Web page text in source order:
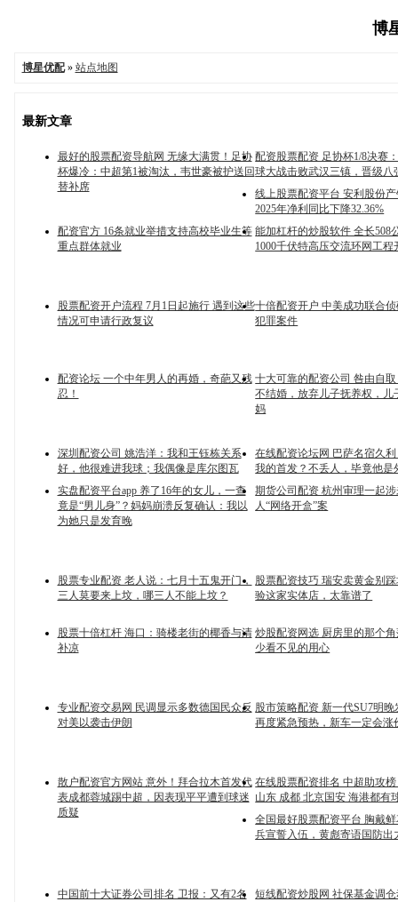
博
博星优配» 站点地图
最新文章
最好的股票配资导航网 无缘大满贯！足协
杯爆冷：中超第1被淘汰，韦世豪被护送回
替补席
配资股票配资 足协杯1/8决赛
球大战击败武汉三镇，晋级八
线上股票配资平台 安利股份
2025年净利同比下降32.36%
配资官方 16条就业举措支持高校毕业生等
重点群体就业
能加杠杆的炒股软件 全长508
1000千伏特高压交流环网工程
股票配资开户流程 7月1日起施行 遇到这些
情况可申请行政复议
十倍配资开户 中美成功联合
犯罪案件
配资论坛 一个中年男人的再婚，奇葩又残
忍！
十大可靠的配资公司 咎由自
不结婚，放弃儿子抚养权，儿
妈
深圳配资公司 姚浩洋：我和王钰栋关系
好，他很难进我球；我偶像是库尔图瓦
在线配资论坛网 巴萨名宿久
我的首发？不丢人，毕竟他是
实盘配资平台app 养了16年的女儿，一查
竟是“男儿身”？妈妈崩溃反复确认：我以
为她只是发育晚
期货公司配资 杭州审理一起
人“网络开盒”案
股票专业配资 老人说：七月十五鬼开门，
三人莫要来上坟，哪三人不能上坟？
股票配资技巧 瑞安卖黄金别
验这家实体店，太靠谱了
股票十倍杠杆 海口：骑楼老街的椰香与清
补凉
炒股配资网选 厨房里的那个
少看不见的用心
专业配资交易网 民调显示多数德国民众反
对美以袭击伊朗
股市策略配资 新一代SU7明
再度紧急预热，新车一定会涨
散户配资官方网站 意外！拜合拉木首发代
表成都蓉城踢中超，因表现平平遭到球迷
质疑
在线股票配资排名 中超助攻
山东 成都 北京国安 海港都有
全国最好股票配资平台 胸戴
兵宣誓入伍，黄彪寄语国防出
中国前十大证券公司排名 卫报：又有2名
短线配资炒股网 社保基金调